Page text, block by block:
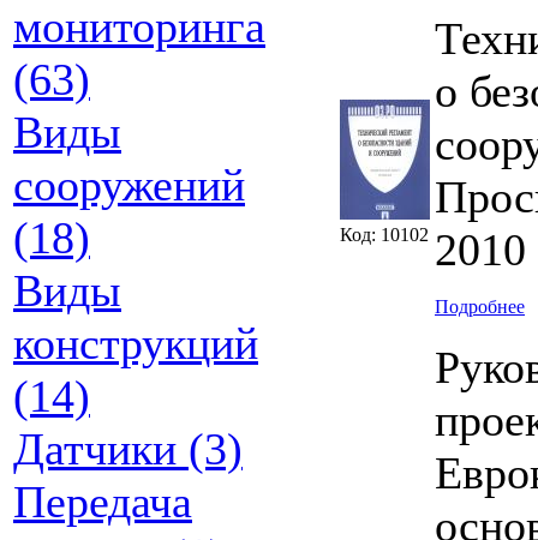
мониторинга
(63)
Виды
сооружений
(18)
Виды
конструкций
(14)
Датчики (3)
Передача
Код: 10102
о
2010
Подробнее